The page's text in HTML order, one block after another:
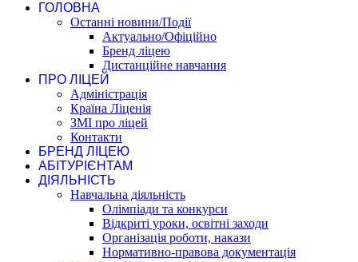
ГОЛОВНА
Останні новини/Події
Актуально/Офіційно
Бренд ліцею
Дистанційне навчання
ПРО ЛІЦЕЙ
Адміністрація
Країна Ліценія
ЗМІ про ліцей
Контакти
БРЕНД ЛІЦЕЮ
АБІТУРІЄНТАМ
ДІЯЛЬНІСТЬ
Навчальна діяльність
Олімпіади та конкурси
Відкриті уроки, освітні заходи
Організація роботи, накази
Нормативно-правова документація